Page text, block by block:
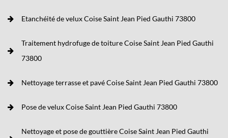
Etanchéité de velux Coise Saint Jean Pied Gauthi 73800
Traitement hydrofuge de toiture Coise Saint Jean Pied Gauthi
73800
Nettoyage terrasse et pavé Coise Saint Jean Pied Gauthi 73800
Pose de velux Coise Saint Jean Pied Gauthi 73800
Nettoyage et pose de gouttière Coise Saint Jean Pied Gauthi